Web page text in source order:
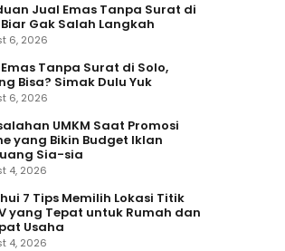
Jual Emas Tanpa Surat di
Gak Salah Langkah
6, 2026
Tanpa Surat di Solo,
Bisa? Simak Dulu Yuk
6, 2026
UMKM Saat Promosi
yang Bikin Budget Iklan
Sia-sia
4, 2026
7 Tips Memilih Lokasi Titik
yang Tepat untuk Rumah dan
Usaha
4, 2026